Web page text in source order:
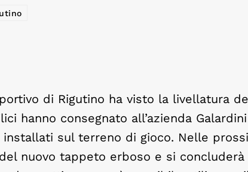
di Rigutino ha visto la livellatura
hanno consegnato all’azienda
sul terreno di gioco. Nelle
nuovo tappeto erboso e si